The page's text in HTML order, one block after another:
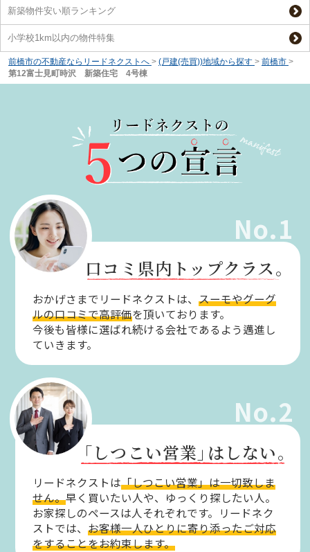
新築物件安い順ランキング
小学校1km以内の物件特集
前橋市の不動産ならリードネクストへ > (戸建(売買))地域から探す > 前橋市 >
第12富士見町時沢 新築住宅 4号棟
No.1
口コミ県内トップクラス。
おかげさまでリードネクストは、スーモやグーグ
ルの口コミで高評価を頂いております。
今後も皆様に選ばれ続ける会社であるよう邁進し
ていきます。
No.2
「しつこい営業」はしない。
リードネクストは「しつこい営業」は一切致しま
せん。早く買いたい人や、ゆっくり探したい人。
お家探しのペースは人それぞれです。リードネク
ストでは、お客様一人ひとりに寄り添ったご対応
をすることをお約束します。